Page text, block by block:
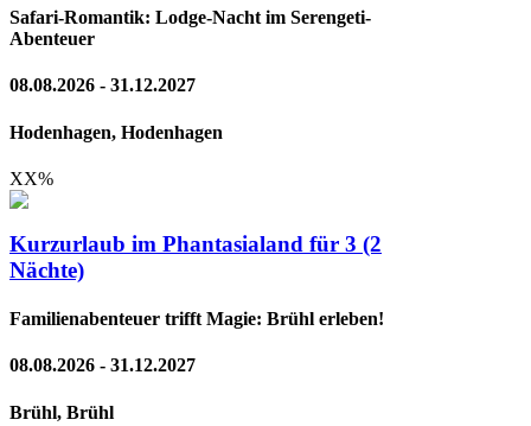
Safari-Romantik: Lodge-Nacht im Serengeti-
Abenteuer
08.08.2026 - 31.12.2027
Hodenhagen, Hodenhagen
XX%
Kurzurlaub im Phantasialand für 3 (2
Nächte)
Familienabenteuer trifft Magie: Brühl erleben!
08.08.2026 - 31.12.2027
Brühl, Brühl